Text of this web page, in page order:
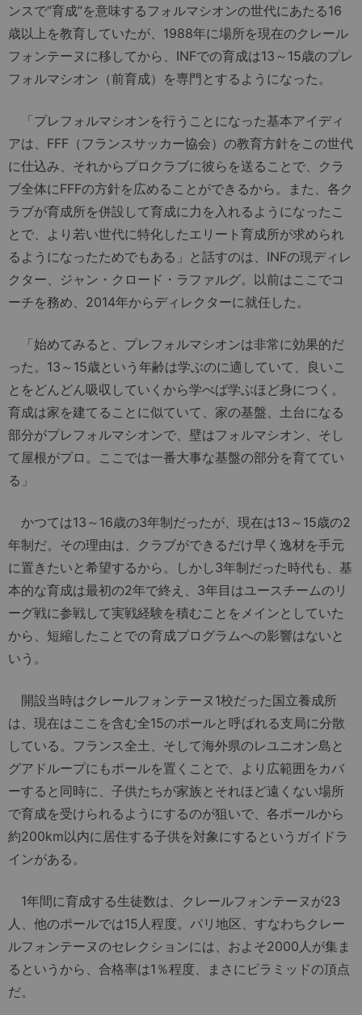
ンスで“育成”を意味するフォルマシオンの世代にあたる16
歳以上を教育していたが、1988年に場所を現在のクレール
フォンテーヌに移してから、INFでの育成は13～15歳のプレ
フォルマシオン（前育成）を専門とするようになった。
「プレフォルマシオンを行うことになった基本アイディ
アは、FFF（フランスサッカー協会）の教育方針をこの世代
に仕込み、それからプロクラブに彼らを送ることで、クラ
ブ全体にFFFの方針を広めることができるから。また、各ク
ラブが育成所を併設して育成に力を入れるようになったこ
とで、より若い世代に特化したエリート育成所が求められ
るようになったためでもある」と話すのは、INFの現ディレ
クター、ジャン・クロード・ラファルグ。以前はここでコ
ーチを務め、2014年からディレクターに就任した。
「始めてみると、プレフォルマシオンは非常に効果的だ
った。13～15歳という年齢は学ぶのに適していて、良いこ
とをどんどん吸収していくから学べば学ぶほど身につく。
育成は家を建てることに似ていて、家の基盤、土台になる
部分がプレフォルマシオンで、壁はフォルマシオン、そし
て屋根がプロ。ここでは一番大事な基盤の部分を育ててい
る」
かつては13～16歳の3年制だったが、現在は13～15歳の2
年制だ。その理由は、クラブができるだけ早く逸材を手元
に置きたいと希望するから。しかし3年制だった時代も、基
本的な育成は最初の2年で終え、3年目はユースチームのリ
ーグ戦に参戦して実戦経験を積むことをメインとしていた
から、短縮したことでの育成プログラムへの影響はないと
いう。
開設当時はクレールフォンテーヌ1校だった国立養成所
は、現在はここを含む全15のポールと呼ばれる支局に分散
している。フランス全土、そして海外県のレユニオン島と
グアドループにもポールを置くことで、より広範囲をカバ
ーすると同時に、子供たちが家族とそれほど遠くない場所
で育成を受けられるようにするのが狙いで、各ポールから
約200km以内に居住する子供を対象にするというガイドラ
インがある。
1年間に育成する生徒数は、クレールフォンテーヌが23
人、他のポールでは15人程度。パリ地区、すなわちクレー
ルフォンテーヌのセレクションには、およそ2000人が集ま
るというから、合格率は1％程度、まさにピラミッドの頂点
だ。